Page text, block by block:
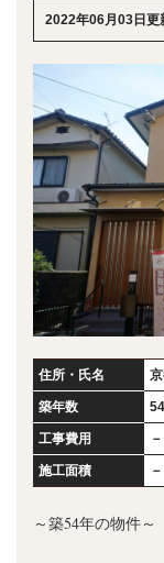
2022年06月03日更
住所・氏名
築年数
工事費用 －
施工面積 －
～築54年の物件～